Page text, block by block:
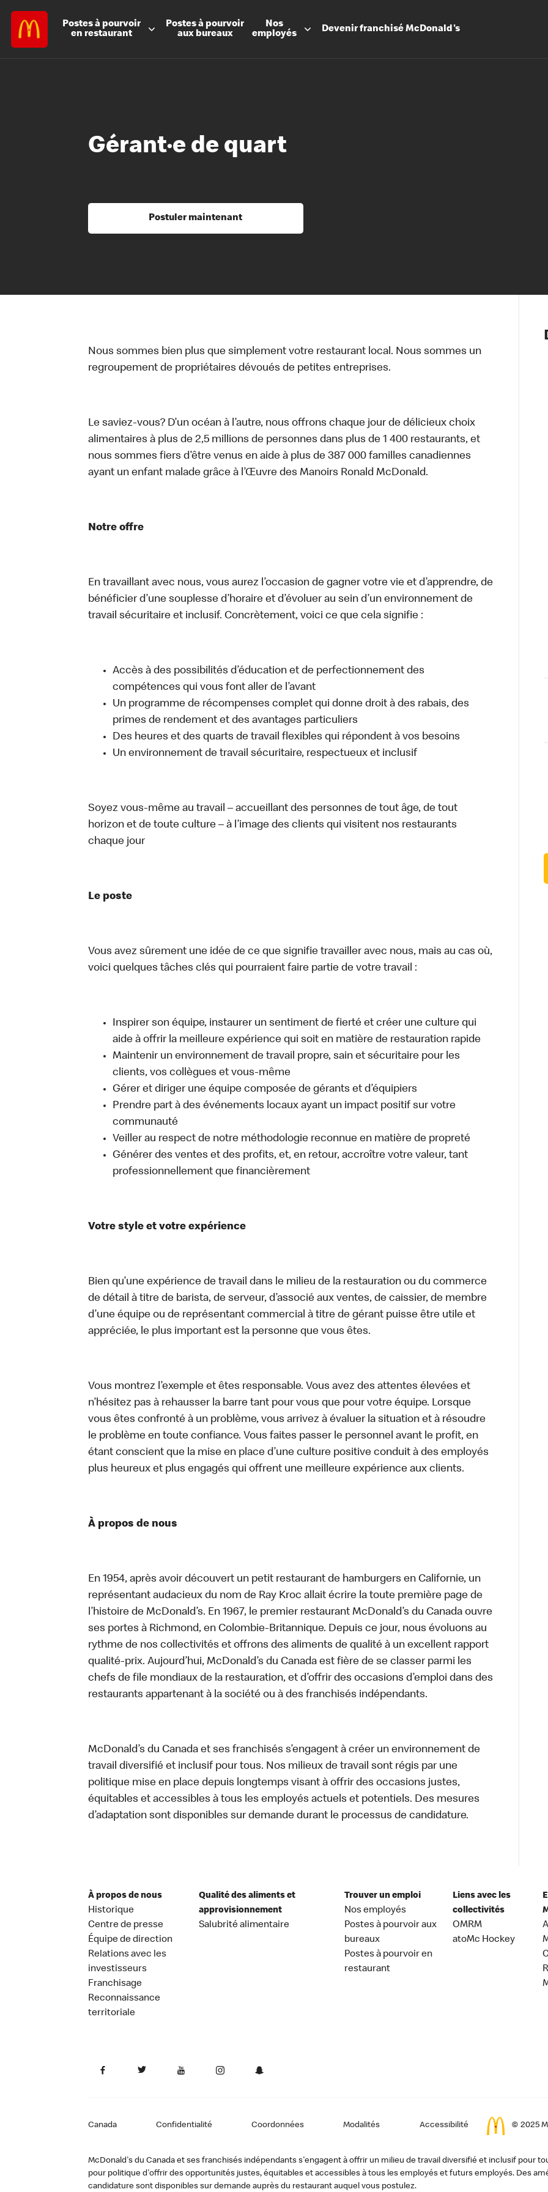
Postes à pourvoir
en restaurant
Postes à pourvoir
aux bureaux
Nos
employés
DevenirfranchiséMcDonald's
Les
Notre
Nos
Santé et
Gérant·e de quart
Postuler maintenant
Nous sommes bien plus que simplement votre restaurant local. Nous sommes un
regroupement de propriétaires dévoués de petites entreprises.
Le saviez-vous? D’un océan à l’autre, nous offrons chaque jour de délicieux choix
alimentaires à plus de 2,5 millions de personnes dans plus de 1 400 restaurants, et
nous sommes fiers d’être venus en aide à plus de 387 000 familles canadiennes
ayant un enfant malade grâce à l’Œuvre des Manoirs Ronald McDonald.
Notre offre
En travaillant avec nous, vous aurez l’occasion de gagner votre vie et d’apprendre, de
bénéficier d’une souplesse d’horaire et d’évoluer au sein d’un environnement de
travail sécuritaire et inclusif. Concrètement, voici ce que cela signifie :
Accès à des possibilités d’éducation et de perfectionnement des
compétences qui vous font aller de l’avant
Un programme de récompenses complet qui donne droit à des rabais, des
primes de rendement et des avantages particuliers
Des heures et des quarts de travail flexibles qui répondent à vos besoins
Un environnement de travail sécuritaire, respectueux et inclusif
Soyez vous-même au travail – accueillant des personnes de tout âge, de tout
horizon et de toute culture – à l’image des clients qui visitent nos restaurants
chaque jour
Le poste
Vous avez sûrement une idée de ce que signifie travailler avec nous, mais au cas où,
voici quelques tâches clés qui pourraient faire partie de votre travail :
Inspirer son équipe, instaurer un sentiment de fierté et créer une culture qui
aide à offrir la meilleure expérience qui soit en matière de restauration rapide
Maintenir un environnement de travail propre, sain et sécuritaire pour les
clients, vos collègues et vous-même
Gérer et diriger une équipe composée de gérants et d’équipiers
Prendre part à des événements locaux ayant un impact positif sur votre
communauté
Veiller au respect de notre méthodologie reconnue en matière de propreté
Générer des ventes et des profits, et, en retour, accroître votre valeur, tant
professionnellement que financièrement
Votre style et votre expérience
Bien qu’une expérience de travail dans le milieu de la restauration ou du commerce
de détail à titre de barista, de serveur, d’associé aux ventes, de caissier, de membre
d’une équipe ou de représentant commercial à titre de gérant puisse être utile et
appréciée, le plus important est la personne que vous êtes.
Vous montrez l’exemple et êtes responsable. Vous avez des attentes élevées et
n’hésitez pas à rehausser la barre tant pour vous que pour votre équipe. Lorsque
vous êtes confronté à un problème, vous arrivez à évaluer la situation et à résoudre
le problème en toute confiance. Vous faites passer le personnel avant le profit, en
étant conscient que la mise en place d’une culture positive conduit à des employés
plus heureux et plus engagés qui offrent une meilleure expérience aux clients.
À propos de nous
En 1954, après avoir découvert un petit restaurant de hamburgers en Californie, un
représentant audacieux du nom de Ray Kroc allait écrire la toute première page de
l’histoire de McDonald’s. En 1967, le premier restaurant McDonald’s du Canada ouvre
ses portes à Richmond, en Colombie-Britannique. Depuis ce jour, nous évoluons au
rythme de nos collectivités et offrons des aliments de qualité à un excellent rapport
qualité-prix. Aujourd’hui, McDonald’s du Canada est fière de se classer parmi les
chefs de file mondiaux de la restauration, et d’offrir des occasions d’emploi dans des
restaurants appartenant à la société ou à des franchisés indépendants.
McDonald’s du Canada et ses franchisés s’engagent à créer un environnement de
travail diversifié et inclusif pour tous. Nos milieux de travail sont régis par une
politique mise en place depuis longtemps visant à offrir des occasions justes,
équitables et accessibles à tous les employés actuels et potentiels. Des mesures
d’adaptation sont disponibles sur demande durant le processus de candidature.
À propos de nous
Historique
Centre de presse
Équipe de direction
Relations avec les
investisseurs
Franchisage
Reconnaissance
territoriale
Qualité des aliments et
approvisionnement
Salubrité alimentaire
Trouver un emploi
Nos employés
Postes à pourvoir aux
bureaux
Postes à pourvoir en
restaurant
Liens avec les
collectivités
OMRM
atoMc Hockey
Canada Confidentialité Coordonnées Modalités Accessibilité © 2025
McDonald's du Canada et ses franchisés indépendants s'engagent à offrir un milieu de travail diversifié et inclusif pour
pour politique d'offrir des opportunités justes, équitables et accessibles à tous les employés et futurs employés. Des
candidature sont disponibles sur demande auprès du restaurant auquel vous postulez.